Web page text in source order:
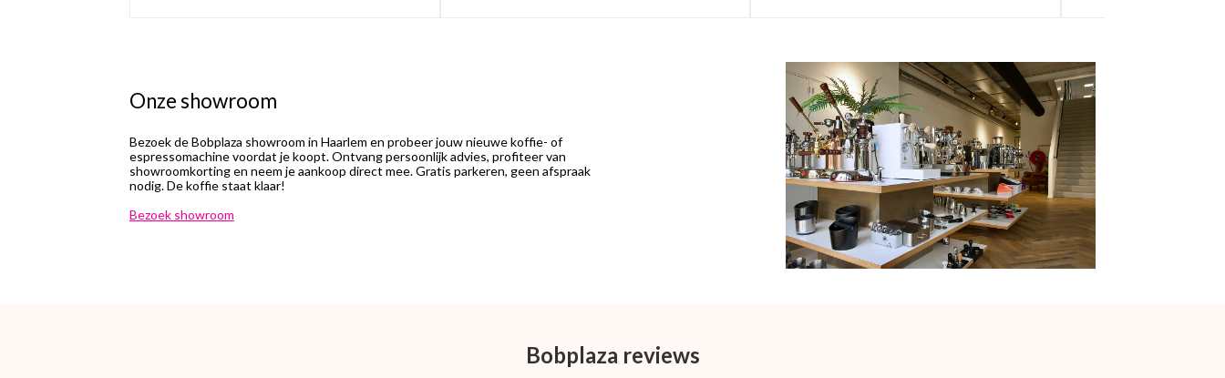
Onze showroom
Bezoek de Bobplaza showroom in Haarlem en probeer jouw nieuwe koffie- of
espressomachine voordat je koopt. Ontvang persoonlijk advies, profiteer van
showroomkorting en neem je aankoop direct mee. Gratis parkeren, geen afspraak
nodig. De koffie staat klaar!
Bezoek showroom
Bobplaza reviews